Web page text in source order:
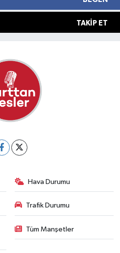
TAKIP ET
Hava Durumu
Trafik Durumu
Tüm Manşetler